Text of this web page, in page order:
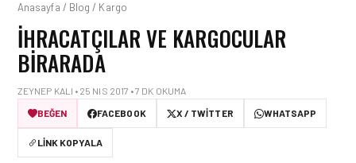
Anasayfa / Blog / Kargo
İHRACATÇILAR VE KARGOCULAR
BIRARADA
ZEYNEP KALI • 25 NIS 2017 • 7 DK OKUMA
BEĞEN
FACEBOOK X / TWITTER WHATSAPP
LINK KOPYALA